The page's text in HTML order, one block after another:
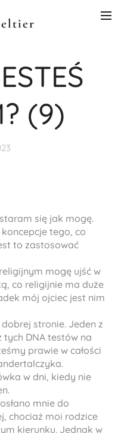
(9)
się jak mogę.
tego, co
to zastosować
mogę ujść w
co religijnie ma duże
mój ojciec jest nim
stronie. Jeden z
tych DNA testów na
prawie w całości
w dni, kiedy nie
mnie do
chociaż moi rodzice
kierunku. Jednak w